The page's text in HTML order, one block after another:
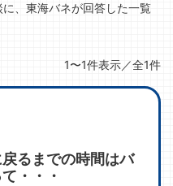
、東海バネが回答した一覧
1〜1件表示／全1件
るまでの時間はバ
・・・